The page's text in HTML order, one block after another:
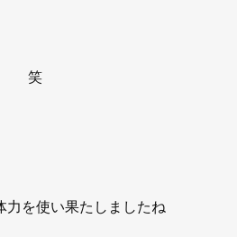
笑
力を使い果たしましたね